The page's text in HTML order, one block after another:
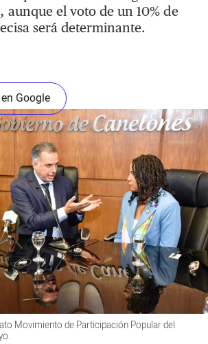
aunque el voto de un 10% de
será determinante.
Google
Movimiento de Participación Popular del